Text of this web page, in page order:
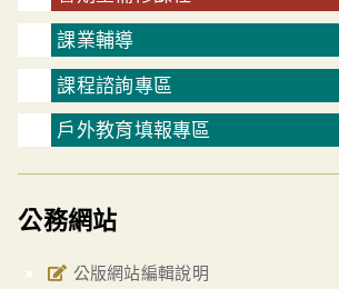
課業輔導
課程諮詢專區
戶外教育填報專區
公務網站
公版網站編輯說明